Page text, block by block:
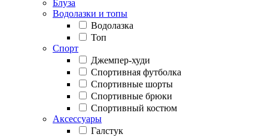
Блуза
Водолазки и топы
Водолазка
Топ
Спорт
Джемпер-худи
Спортивная футболка
Спортивные шорты
Спортивные брюки
Спортивный костюм
Аксессуары
Галстук